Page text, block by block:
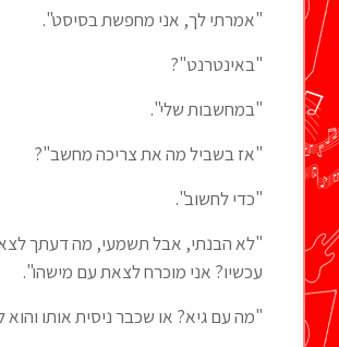
"אמרתי לך, אני מחפשת בסיסט".
"באינטרנט"?
"במחשבות שלי".
"אז בשביל מה את צריכה מחשב"?
"כדי לחשוב".
"לא הבנתי, אבל תשמעי, מה דעתך
עכשיו? אני מוכרח לצאת עם מישהו".
"מה עם גיא? או שכבר ניסית אותו והוא